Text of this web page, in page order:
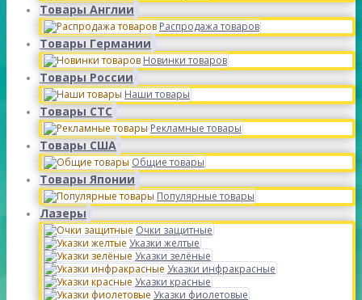
Товары Англии
Распродажа товаров
Товары Германии
Новинки товаров
Товары России
Наши товары
Товары СТС
Рекламные товары
Товары США
Общие товары
Товары Японии
Популярные товары
Лазеры
Очки защитные
Указки желтые
Указки зелёные
Указки инфракрасные
Указки красные
Указки фиолетовые